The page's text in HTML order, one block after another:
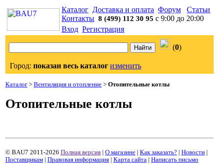
Каталог Доставка и оплата Форум
Статьи
Контакты 8 (499) 112 30 95 с 9:00 до 20:00
Вход Регистрация
(0)
Город: показан весь каталог изменить
Каталог > Вентиляция и отопление > Отопительные котлы
Отопительные котлы
© BAU7 2011-2026 Полная версия О магазине Как заказать? Новости
Поставщикам
Правовая информация Карта сайта Написать письмо